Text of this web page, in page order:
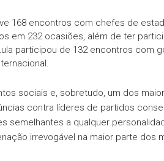
168 encontros com chefes de
em 232 ocasiões, além de ter
participou de 132 encontros com
sociais e, sobretudo, um dos
contra líderes de partidos
semelhantes a qualquer
irrevogável na maior parte dos